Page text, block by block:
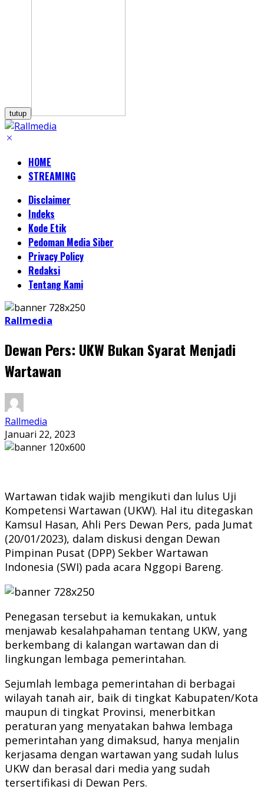
tutup
HOME
STREAMING
Disclaimer
Indeks
Kode Etik
Pedoman Media Siber
Privacy Policy
Redaksi
Tentang Kami
Rallmedia
Dewan Pers: UKW Bukan Syarat Menjadi
Wartawan
Rallmedia
Januari 22, 2023
Wartawan tidak wajib mengikuti dan lulus Uji
Kompetensi Wartawan (UKW). Hal itu ditegaskan
Kamsul Hasan, Ahli Pers Dewan Pers, pada Jumat
(20/01/2023), dalam diskusi dengan Dewan
Pimpinan Pusat (DPP) Sekber Wartawan
Indonesia (SWI) pada acara Nggopi Bareng.
Penegasan tersebut ia kemukakan, untuk
menjawab kesalahpahaman tentang UKW, yang
berkembang di kalangan wartawan dan di
lingkungan lembaga pemerintahan.
Sejumlah lembaga pemerintahan di berbagai
wilayah tanah air, baik di tingkat Kabupaten/Kota
maupun di tingkat Provinsi, menerbitkan
peraturan yang menyatakan bahwa lembaga
pemerintahan yang dimaksud, hanya menjalin
kerjasama dengan wartawan yang sudah lulus
UKW dan berasal dari media yang sudah
tersertifikasi di Dewan Pers.